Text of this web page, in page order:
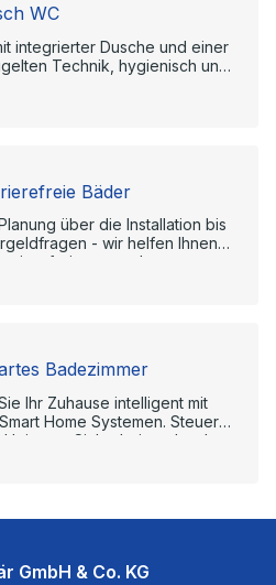
WC
integrierter Dusche und einer
Technik, hygienisch und
Bäder
über die Installation bis
- wir helfen Ihnen,
zu gestalten.
Badezimmer
Ihr Zuhause intelligent mit
Home Systemen. Steuern
Heizung, Sicherheit und mehr
GmbH & Co. KG